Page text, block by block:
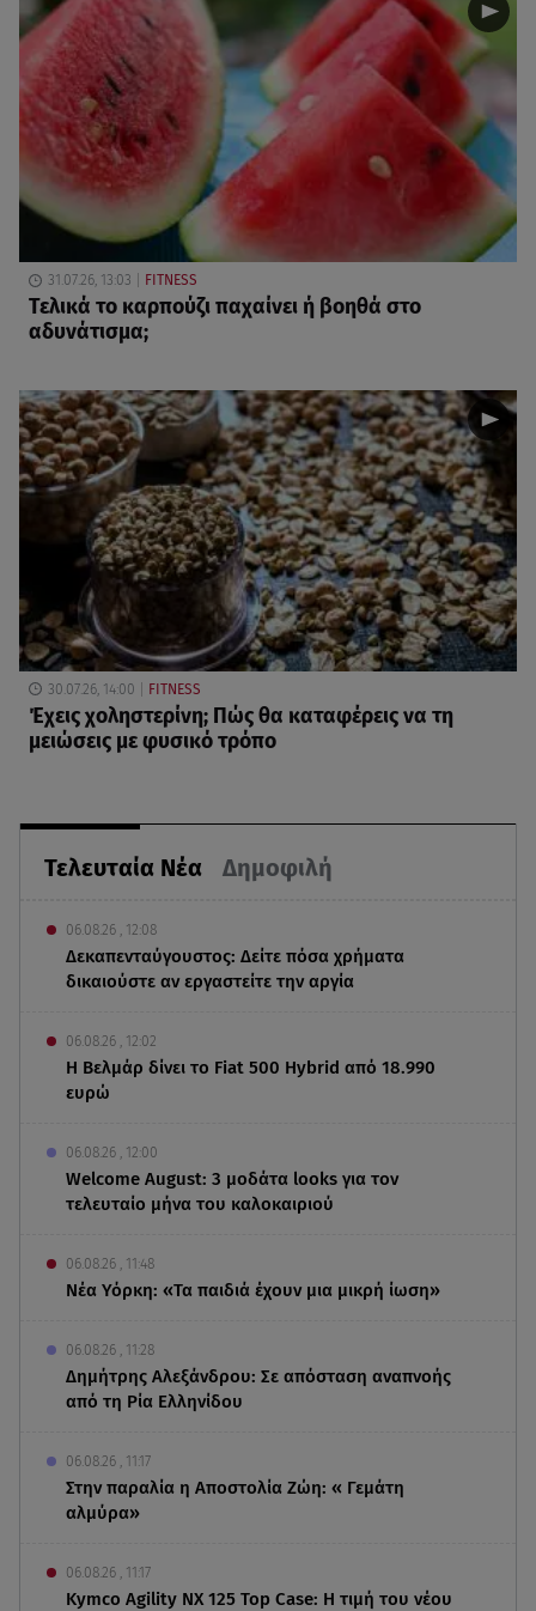
Τελευταία Νέα Δημοφιλή
06.08.26 , 12:08
Δεκαπενταύγουστος: Δείτε πόσα χρήματα
δικαιούστε αν εργαστείτε την αργία
06.08.26 , 12:02
Η Βελμάρ δίνει το Fiat 500 Hybrid από 18.990
ευρώ
06.08.26 , 12:00
Welcome August: 3 μοδάτα looks για τον
τελευταίο μήνα του καλοκαιριού
06.08.26 , 11:48
Νέα Υόρκη: «Τα παιδιά έχουν μια μικρή ίωση»
06.08.26 , 11:28
Δημήτρης Αλεξάνδρου: Σε απόσταση αναπνοής
από τη Ρία Ελληνίδου
06.08.26 , 11:17
Στην παραλία η Αποστολία Ζώη: « Γεμάτη
αλμύρα»
06.08.26 , 11:17
Kymco Agility NX 125 Τοp Case: Η τιμή του νέου
31.07.26, 13:03 FITNESS
Τελικά το καρπούζι παχαίνει ή βοηθά στο
αδυνάτισμα;
30.07.26, 14:00 FITNESS
Έχεις χοληστερίνη; Πώς θα καταφέρεις να τη
μειώσεις με φυσικό τρόπο